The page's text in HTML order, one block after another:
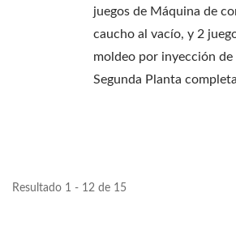
juegos de Máquina de
caucho al vacío, y 2
moldeo por inyección
Segunda Planta
Resultado 1 - 12 de 15